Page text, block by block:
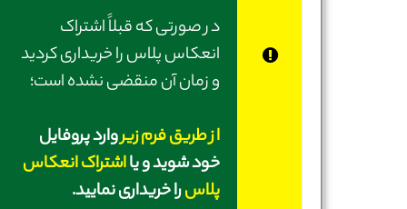
در صورتی‌ که قبلاً اشتراک
انعکاس پلاس را خریداری کردید
و زمان آن منقضی نشده است؛
از طریق فرم زیروارد پروفایل
خود شوید و یااشتراک انعکاس
پلاسرا خریداری نمایید.